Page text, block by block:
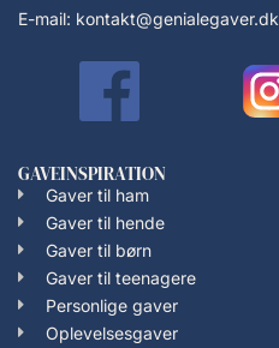
E-mail: kontakt@genialegaver.dk
GAVEINSPIRATION
Gaver til ham
Gaver til hende
Gaver til børn
Gaver til teenagere
Personlige gaver
Oplevelsesgaver